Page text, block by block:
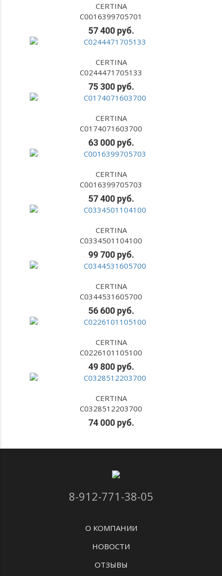
CERTINA
C0016399705701
57 400 руб.
CERTINA
C0244471705133
75 300 руб.
CERTINA
C0174071603700
63 000 руб.
CERTINA
C0016399705703
57 400 руб.
CERTINA
C0334501104100
99 700 руб.
CERTINA
C0344531605700
56 600 руб.
CERTINA
C0226101105100
49 800 руб.
CERTINA
C0328512203700
74 000 руб.
8-912-771-38-05
О КОМПАНИИ
НОВОСТИ
ОТЗЫВЫ